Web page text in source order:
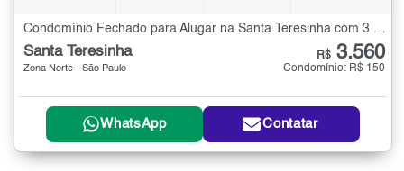
Santa Teresinha
Zona Norte - São Paulo
R$ 3.560
Condomínio: R$ 150
WhatsApp Contatar